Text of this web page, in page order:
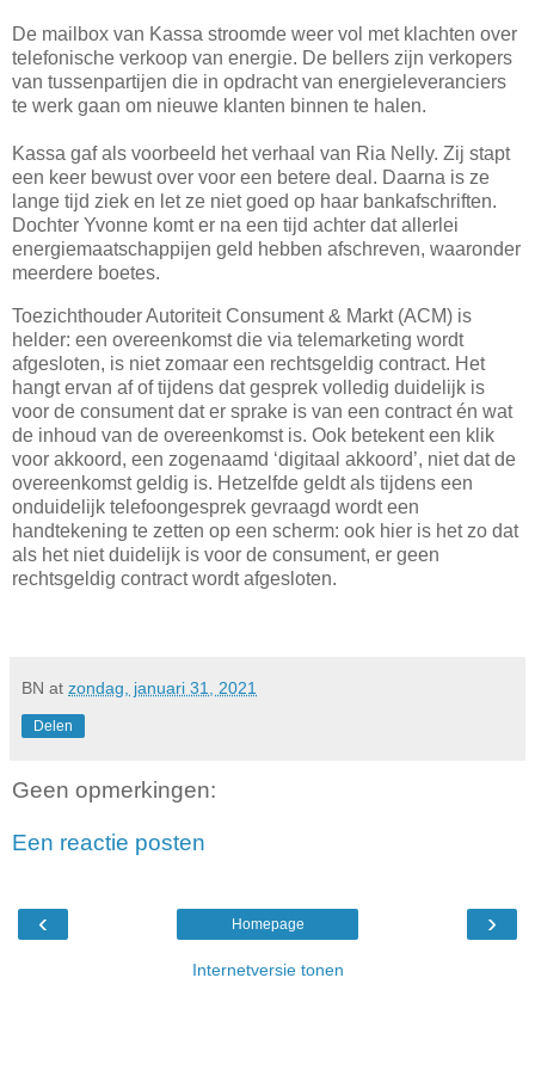
De mailbox van Kassa stroomde weer vol met klachten over
telefonische verkoop van energie. De bellers zijn verkopers
van tussenpartijen die in opdracht van energieleveranciers
te werk gaan om nieuwe klanten binnen te halen.
Kassa gaf als voorbeeld het verhaal van Ria Nelly. Zij stapt
een keer bewust over voor een betere deal. Daarna is ze
lange tijd ziek en let ze niet goed op haar bankafschriften.
Dochter Yvonne komt er na een tijd achter dat allerlei
energiemaatschappijen geld hebben afschreven, waaronder
meerdere boetes.
Toezichthouder Autoriteit Consument & Markt (ACM) is
helder: een overeenkomst die via telemarketing wordt
afgesloten, is niet zomaar een rechtsgeldig contract. Het
hangt ervan af of tijdens dat gesprek volledig duidelijk is
voor de consument dat er sprake is van een contract én wat
de inhoud van de overeenkomst is. Ook betekent een klik
voor akkoord, een zogenaamd ‘digitaal akkoord’, niet dat de
overeenkomst geldig is. Hetzelfde geldt als tijdens een
onduidelijk telefoongesprek gevraagd wordt een
handtekening te zetten op een scherm: ook hier is het zo dat
als het niet duidelijk is voor de consument, er geen
rechtsgeldig contract wordt afgesloten.
BN at zondag, januari 31, 2021
Delen
Geen opmerkingen:
Een reactie posten
‹ ›
Homepage
Internetversie tonen